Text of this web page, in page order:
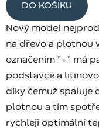
DO KOŠÍKU
Nový model
na dřevo a plotnou
označením "+" má
podstavce a
díky čemuž spaluje
plotnou a tím
rychleji optimální